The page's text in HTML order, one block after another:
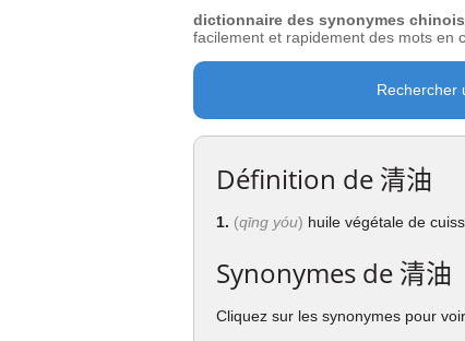
Proverbes
Cuisine
Calendrier en ligne
JO Pékin 2022
Exos & Flashcards
+50 Outils
dictionnaire des synonymes
facilement et rapidement des mots en
Rechercher
Définition de 清油
1. (qīng yóu) huile végétale de
Synonymes de 清油
Cliquez sur les synonymes pour